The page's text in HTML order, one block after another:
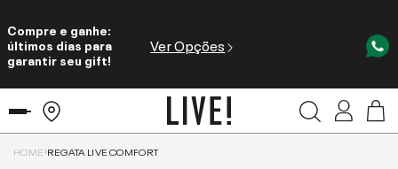
Compre e ganhe:
últimos dias para
garantir seu gift!
Ver Opções
HOME REGATA LIVE COMFORT